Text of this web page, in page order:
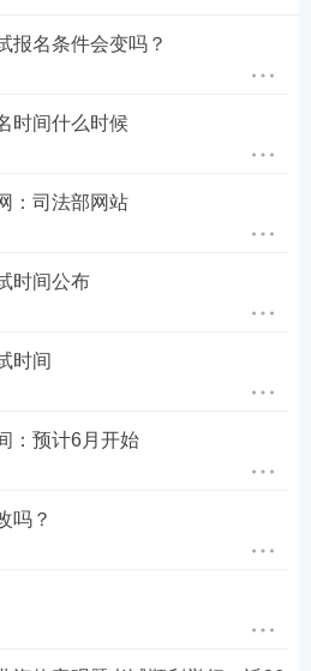
询系统】【备考刷题APP下
部讲义》包邮
报名条件会变吗？
时间什么时候
：司法部网站
时间公布
时间
：预计6月开始
吗？